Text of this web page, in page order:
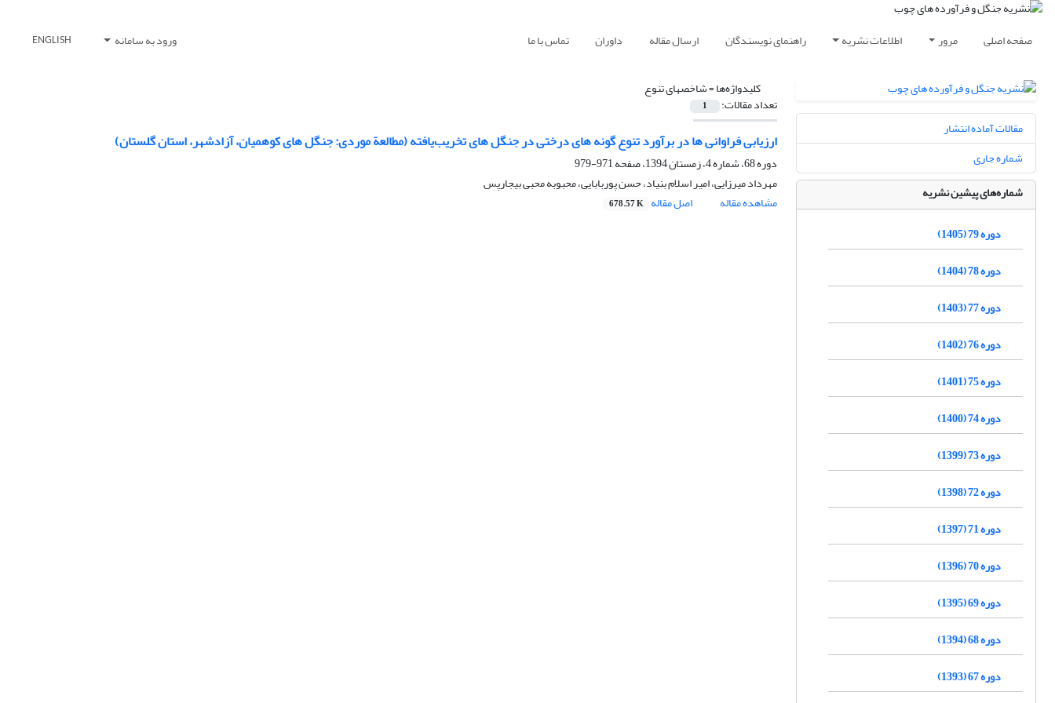
صفحه اصلی مرور اطلاعات نشریه راهنمای نویسندگان ارسال مقاله داوران تماس با ما ورود به سامانه ENGLISH
کلیدواژه‌ها =شاخص‏های تنوع
تعداد مقالات: 1
ارزیابی فراوانی‏ ها در برآورد تنوع گونه ‏های درختی در جنگل‏ های تخریب‌یافته (مطالعة موردی: جنگل ‏های کوهمیان، آزادشهر، استان گلستان)
دوره 68، شماره 4، زمستان 1394، صفحه
971-979
مهرداد میرزایی، امیر اسلام بنیاد، حسن پوربابایی، محبوبه محبی بیجارپس
مشاهده مقاله
اصل مقاله 678.57 K
مقالات آماده انتشار
شماره جاری
شماره‌های پیشین نشریه
دوره 79 (1405)
دوره 78 (1404)
دوره 77 (1403)
دوره 76 (1402)
دوره 75 (1401)
دوره 74 (1400)
دوره 73 (1399)
دوره 72 (1398)
دوره 71 (1397)
دوره 70 (1396)
دوره 69 (1395)
دوره 68 (1394)
دوره 67 (1393)